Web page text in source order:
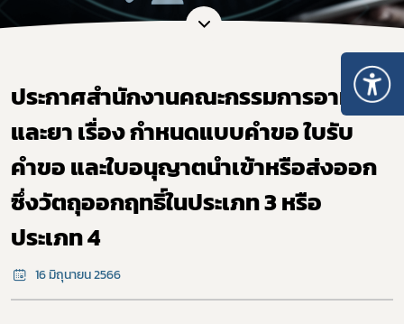
ประกาศสำนักงานคณะกรรมการอาหาร
และยา เรื่อง กำหนดแบบคำขอ ใบรับ
คำขอ และใบอนุญาตนำเข้าหรือส่งออก
ซึ่งวัตถุออกฤทธิ์ในประเภท 3 หรือ
ประเภท 4
16 มิถุนายน 2566